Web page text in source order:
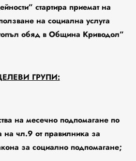
стартира приемат на
на социална услуга
обяд в Община Криводол”
ГРУПИ:
на месечно подпомагане по
на чл.9 от правилника за
за социално подпомагане;